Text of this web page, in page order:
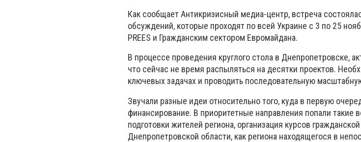
Как сообщает Антикризисный медиа-центр, встреча
обсуждений, которые проходят по всей Украине с 3 по 25
PREES и Гражданским сектором Евромайдана.
В процессе проведения круглого стола в Днепропетровске,
что сейчас не время распыляться на десятки проектов.
ключевых задачах и проводить последовательную
Звучали разные идеи относительно того, куда в первую
финансирование. В приоритетные направления попали такие
подготовки жителей региона, организация курсов
Днепропетровской области, как региона находящегося в